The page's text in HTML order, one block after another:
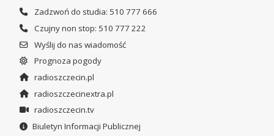
Zadzwoń do studia: 510 777 666
Czujny non stop: 510 777 222
Wyślij do nas wiadomość
Prognoza pogody
radioszczecin.pl
radioszczecinextra.pl
radioszczecin.tv
Biuletyn Informacji Publicznej